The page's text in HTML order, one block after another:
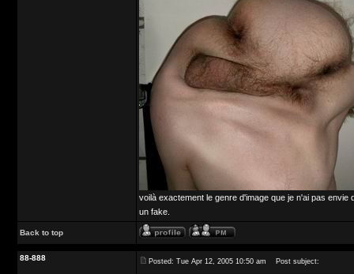
voilà exactement le genre d'image que je n'ai pas
un fake.
Back to top
88-888 Posted: Tue Apr 12, 2005 10:50 am Post subject: